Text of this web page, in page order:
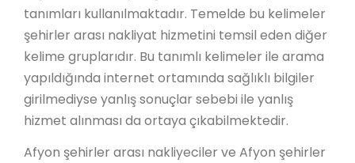
tanımları kullanılmaktadır. Temelde bu kelimeler
şehirler arası nakliyat hizmetini temsil eden diğer
kelime gruplarıdır. Bu tanımlı kelimeler ile arama
yapıldığında internet ortamında sağlıklı bilgiler
girilmediyse yanlış sonuçlar sebebi ile yanlış
hizmet alınması da ortaya çıkabilmektedir.
Afyon şehirler arası nakliyeciler ve Afyon şehirler